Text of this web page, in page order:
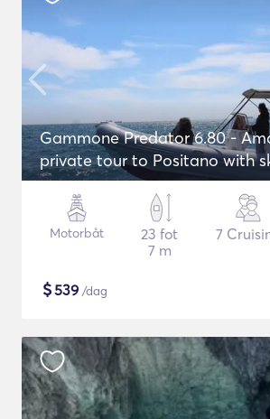
Gammone Predator 6.80 -
private tour to Positano with
Motorbåt
23 fot
7 m
7
$539 /dag